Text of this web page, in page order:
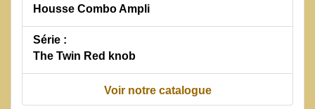
Housse Combo Ampli
Série :
The Twin Red knob
Voir notre catalogue